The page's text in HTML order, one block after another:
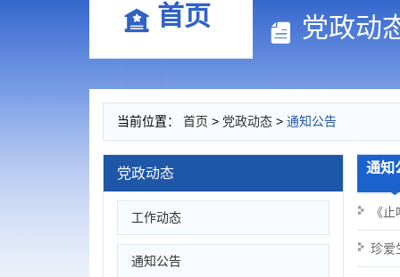
首页 党政动
当前位置： 首页 > 党政动态 > 通知公告
党政动态
工作动态
通知公告
通知
《
珍爱